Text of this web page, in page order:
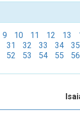
9 10 11 12 13
31 32 33 34 35
52 53 54 55 56